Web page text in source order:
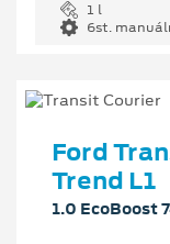
1 l
6st.
Ford
Trend L1
1.0 EcoBoost